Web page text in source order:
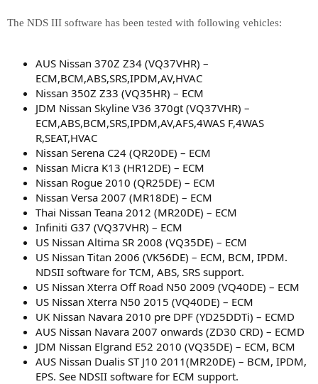
The NDS III software has been tested with following vehicles:
AUS Nissan 370Z Z34 (VQ37VHR) –
ECM,BCM,ABS,SRS,IPDM,AV,HVAC
Nissan 350Z Z33 (VQ35HR) – ECM
JDM Nissan Skyline V36 370gt (VQ37VHR) –
ECM,ABS,BCM,SRS,IPDM,AV,AFS,4WAS F,4WAS
R,SEAT,HVAC
Nissan Serena C24 (QR20DE) – ECM
Nissan Micra K13 (HR12DE) – ECM
Nissan Rogue 2010 (QR25DE) – ECM
Nissan Versa 2007 (MR18DE) – ECM
Thai Nissan Teana 2012 (MR20DE) – ECM
Infiniti G37 (VQ37VHR) – ECM
US Nissan Altima SR 2008 (VQ35DE) – ECM
US Nissan Titan 2006 (VK56DE) – ECM, BCM, IPDM.
NDSII software for TCM, ABS, SRS support.
US Nissan Xterra Off Road N50 2009 (VQ40DE) – ECM
US Nissan Xterra N50 2015 (VQ40DE) – ECM
UK Nissan Navara 2010 pre DPF (YD25DDTi) – ECMD
AUS Nissan Navara 2007 onwards (ZD30 CRD) – ECMD
JDM Nissan Elgrand E52 2010 (VQ35DE) – ECM, BCM
AUS Nissan Dualis ST J10 2011(MR20DE) – BCM, IPDM,
EPS. See NDSII software for ECM support.